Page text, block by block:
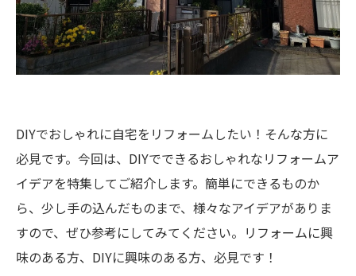
DIYでおしゃれに自宅をリフォームしたい！そんな方に
必見です。今回は、DIYでできるおしゃれなリフォームア
イデアを特集してご紹介します。簡単にできるものか
ら、少し手の込んだものまで、様々なアイデアがありま
すので、ぜひ参考にしてみてください。リフォームに興
味のある方、DIYに興味のある方、必見です！